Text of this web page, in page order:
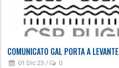
COMUNICATO GAL PORTA A LEVANTE
01 Dic 23 / 0